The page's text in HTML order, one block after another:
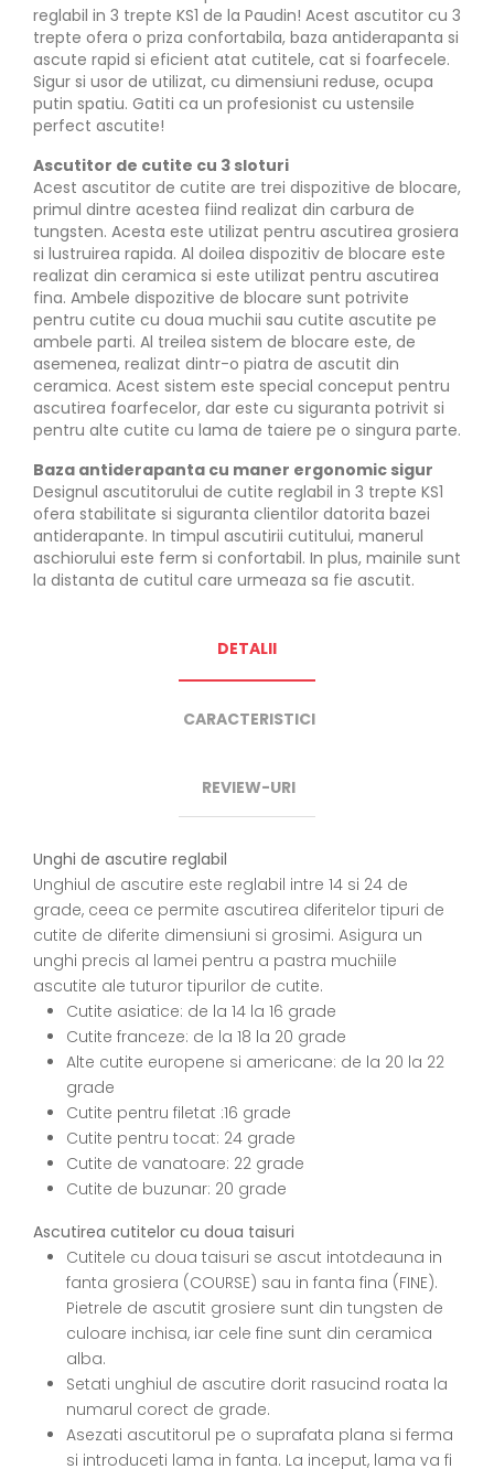
reglabil in 3 trepte KS1 de la Paudin! Acest ascutitor cu 3
trepte ofera o priza confortabila, baza antiderapanta si
ascute rapid si eficient atat cutitele, cat si foarfecele.
Sigur si usor de utilizat, cu dimensiuni reduse, ocupa
putin spatiu. Gatiti ca un profesionist cu ustensile
perfect ascutite!
Ascutitor de cutite cu 3 sloturi
Acest ascutitor de cutite are trei dispozitive de blocare,
primul dintre acestea fiind realizat din carbura de
tungsten. Acesta este utilizat pentru ascutirea grosiera
si lustruirea rapida. Al doilea dispozitiv de blocare este
realizat din ceramica si este utilizat pentru ascutirea
fina. Ambele dispozitive de blocare sunt potrivite
pentru cutite cu doua muchii sau cutite ascutite pe
ambele parti. Al treilea sistem de blocare este, de
asemenea, realizat dintr-o piatra de ascutit din
ceramica. Acest sistem este special conceput pentru
ascutirea foarfecelor, dar este cu siguranta potrivit si
pentru alte cutite cu lama de taiere pe o singura parte.
Baza antiderapanta cu maner ergonomic sigur
Designul ascutitorului de cutite reglabil in 3 trepte KS1
ofera stabilitate si siguranta clientilor datorita bazei
antiderapante. In timpul ascutirii cutitului, manerul
aschiorului este ferm si confortabil. In plus, mainile sunt
la distanta de cutitul care urmeaza sa fie ascutit.
DETALII
CARACTERISTICI
REVIEW-URI
Unghi de ascutire reglabil
Unghiul de ascutire este reglabil intre 14 si 24 de
grade, ceea ce permite ascutirea diferitelor tipuri de
cutite de diferite dimensiuni si grosimi. Asigura un
unghi precis al lamei pentru a pastra muchiile
ascutite ale tuturor tipurilor de cutite.
Cutite asiatice: de la 14 la 16 grade
Cutite franceze: de la 18 la 20 grade
Alte cutite europene si americane: de la 20 la 22
grade
Cutite pentru filetat :16 grade
Cutite pentru tocat: 24 grade
Cutite de vanatoare: 22 grade
Cutite de buzunar: 20 grade
Ascutirea cutitelor cu doua taisuri
Cutitele cu doua taisuri se ascut intotdeauna in
fanta grosiera (COURSE) sau in fanta fina (FINE).
Pietrele de ascutit grosiere sunt din tungsten de
culoare inchisa, iar cele fine sunt din ceramica
alba.
Setati unghiul de ascutire dorit rasucind roata la
numarul corect de grade.
Asezati ascutitorul pe o suprafata plana si ferma
si introduceti lama in fanta. La inceput, lama va fi